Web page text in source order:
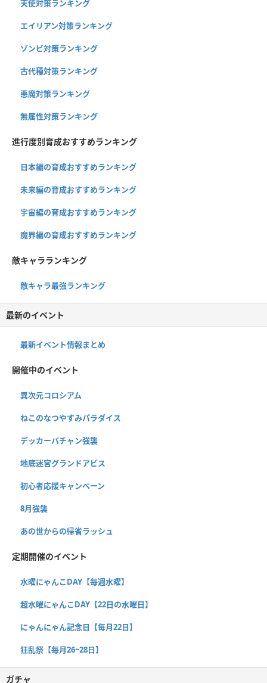
天使対策ランキング
エイリアン対策ランキング
ゾンビ対策ランキング
古代種対策ランキング
悪魔対策ランキング
無属性対策ランキング
進行度別育成おすすめランキング
日本編の育成おすすめランキング
未来編の育成おすすめランキング
宇宙編の育成おすすめランキング
魔界編の育成おすすめランキング
敵キャラランキング
敵キャラ最強ランキング
最新のイベント
最新イベント情報まとめ
開催中のイベント
異次元コロシアム
ねこのなつやすみパラダイス
デッカーバチャン強襲
地底迷宮グランドアビス
初心者応援キャンペーン
8月強襲
あの世からの帰省ラッシュ
定期開催のイベント
水曜にゃんこDAY【毎週水曜】
超水曜にゃんこDAY【22日の水曜日】
にゃんにゃん記念日【毎月22日】
狂乱祭【毎月26~28日】
ガチャ